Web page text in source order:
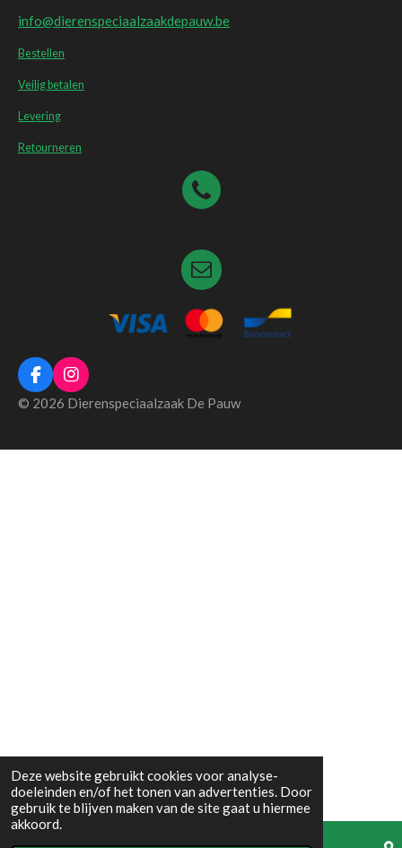
Deze website gebruikt cookies voor analyse-
doeleinden en/of het tonen van advertenties. Door
gebruik te blijven maken van de site gaat u hiermee
akkoord.
info@dierenspeciaalzaakdepauw.be
Bestellen
Veilig betalen
Levering
Retourneren
F
a
c
b
I
n
s
a
© 2026 Dierenspeciaalzaak De Pauw